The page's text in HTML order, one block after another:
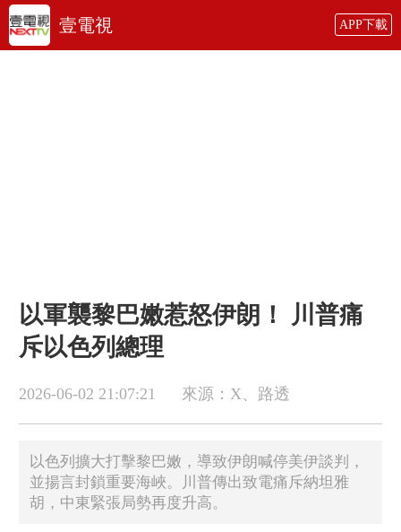
壹電視 APP下載
以軍襲黎巴嫩惹怒伊朗！ 川普痛
斥以色列總理
2026-06-02 21:07:21 來源：X、路透
以色列擴大打擊黎巴嫩，導致伊朗喊停美伊談判，
並揚言封鎖重要海峽。川普傳出致電痛斥納坦雅
胡，中東緊張局勢再度升高。